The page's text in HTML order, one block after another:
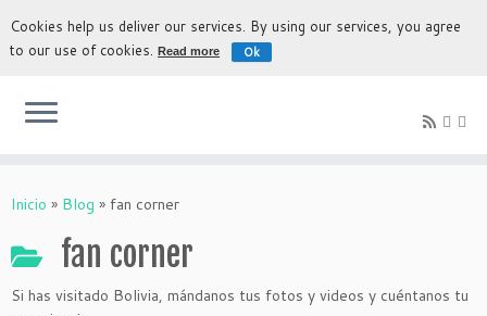
La experiencia más auténtica para descubrir Bolivia
Inicio » Blog » fan corner
fan corner
Si has visitado Bolivia, mándanos tus fotos y videos y cuéntanos tu
Cookies help us deliver our services. By using our services, you agree
to our use of cookies.Read more Ok